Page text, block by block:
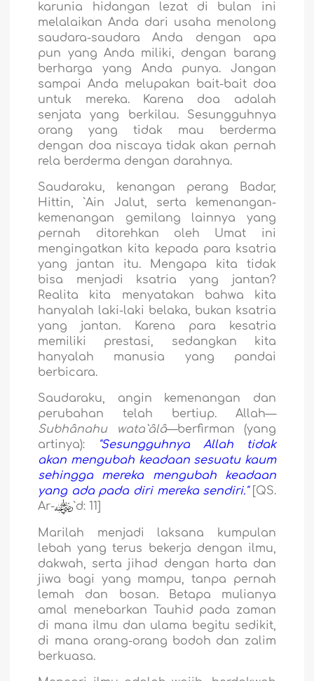
karunia hidangan lezat di bulan ini
melalaikan Anda dari usaha menolong
saudara-saudara Anda dengan apa
pun yang Anda miliki, dengan barang
berharga yang Anda punya. Jangan
sampai Anda melupakan bait-bait doa
untuk mereka. Karena doa adalah
senjata yang berkilau. Sesungguhnya
orang yang tidak mau berderma
dengan doa niscaya tidak akan pernah
rela berderma dengan darahnya.
Saudaraku, kenangan perang Badar,
Hittin, `Ain Jalut, serta kemenangan-
kemenangan gemilang lainnya yang
pernah ditorehkan oleh Umat ini
mengingatkan kita kepada para ksatria
yang jantan itu. Mengapa kita tidak
bisa menjadi ksatria yang jantan?
Realita kita menyatakan bahwa kita
hanyalah laki-laki belaka, bukan ksatria
yang jantan. Karena para kesatria
memiliki prestasi, sedangkan kita
hanyalah manusia yang pandai
berbicara.
Saudaraku, angin kemenangan dan
perubahan telah bertiup. Allah—
Subhânahu wata`âlâ—berfirman (yang
artinya):
"Sesungguhnya Allah tidak
akan mengubah keadaan sesuatu kaum
sehingga mereka mengubah keadaan
yang ada pada diri mereka sendiri." [QS.
Ar-
`d: 11]
Marilah menjadi laksana kumpulan
lebah yang terus bekerja dengan ilmu,
dakwah, serta jihad dengan harta dan
jiwa bagi yang mampu, tanpa pernah
lemah dan bosan. Betapa mulianya
amal menebarkan Tauhid pada zaman
di mana ilmu dan ulama begitu sedikit,
di mana orang-orang bodoh dan zalim
berkuasa.